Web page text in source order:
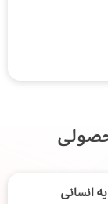
انسانی